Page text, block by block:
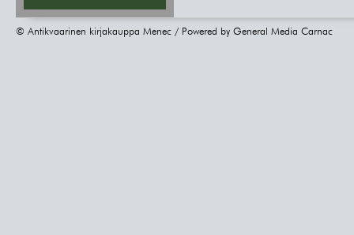
© Antikvaarinen kirjakauppa Menec / Powered by General Media Carnac